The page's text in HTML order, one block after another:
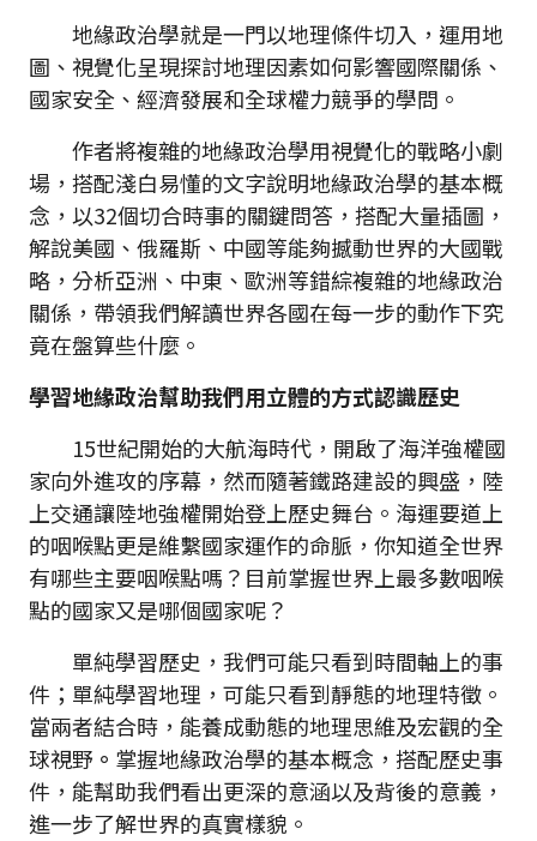
地緣政治學就是一門以地理條件切入，運用地
圖、視覺化呈現探討地理因素如何影響國際關係、
國家安全、經濟發展和全球權力競爭的學問。
作者將複雜的地緣政治學用視覺化的戰略小劇
場，搭配淺白易懂的文字說明地緣政治學的基本概
念，以32個切合時事的關鍵問答，搭配大量插圖，
解說美國、俄羅斯、中國等能夠撼動世界的大國戰
略，分析亞洲、中東、歐洲等錯綜複雜的地緣政治
關係，帶領我們解讀世界各國在每一步的動作下究
竟在盤算些什麼。
學習地緣政治幫助我們用立體的方式認識歷史
15世紀開始的大航海時代，開啟了海洋強權國
家向外進攻的序幕，然而隨著鐵路建設的興盛，陸
上交通讓陸地強權開始登上歷史舞台。海運要道上
的咽喉點更是維繫國家運作的命脈，你知道全世界
有哪些主要咽喉點嗎？目前掌握世界上最多數咽喉
點的國家又是哪個國家呢？
單純學習歷史，我們可能只看到時間軸上的事
件；單純學習地理，可能只看到靜態的地理特徵。
當兩者結合時，能養成動態的地理思維及宏觀的全
球視野 。 掌握地緣政治學的基本概念，搭配歷史事
件，能幫助我們看出更深的意涵以及背後的意義，
進一步了解世界的真實樣貌。